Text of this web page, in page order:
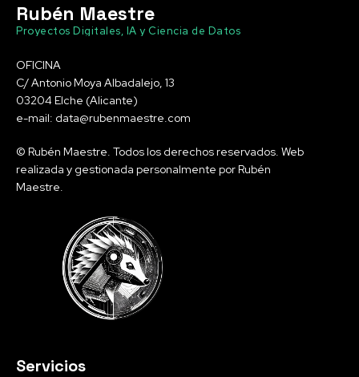
Rubén Maestre
Proyectos Digitales, IA y Ciencia de Datos
OFICINA
C/ Antonio Moya Albadalejo, 13
03204 Elche (Alicante)
e-mail: data@rubenmaestre.com
© Rubén Maestre. Todos los derechos reservados. Web
realizada y gestionada personalmente por Rubén
Maestre.
Servicios